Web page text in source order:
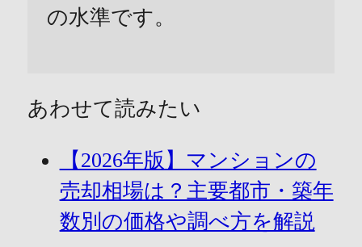
の水準です。
あわせて読みたい
【2026年版】マンションの
売却相場は？主要都市・築年
数別の価格や調べ方を解説